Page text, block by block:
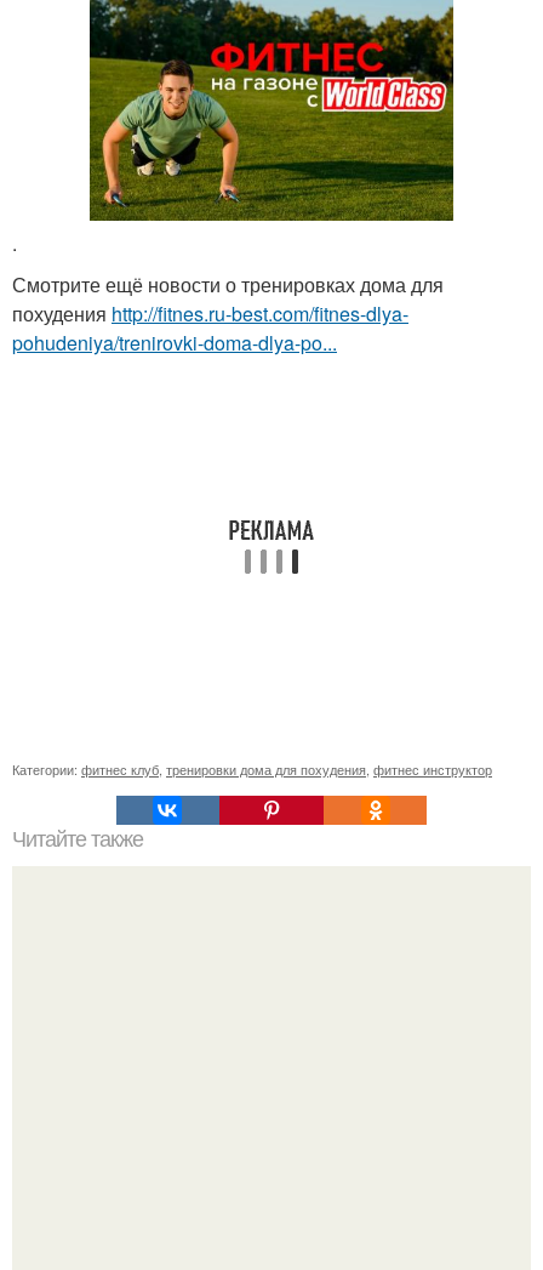
.
Смотрите ещё новости о тренировках дома для
похудения http://fitnes.ru-best.com/fitnes-dlya-
pohudeniya/trenirovki-doma-dlya-po...
Категории: фитнес клуб тренировки дома для похудения фитнес инструктор
Читайте также